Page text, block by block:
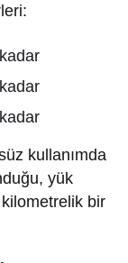
kullanımda
yük
kilometrelik bir